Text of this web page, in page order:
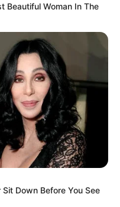
Beautiful Woman In The
Down Before You See